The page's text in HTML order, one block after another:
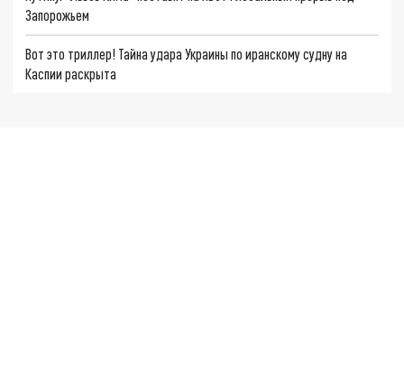
Запорожьем
Вот это триллер! Тайна удара Украины по иранскому судну на
Каспии раскрыта